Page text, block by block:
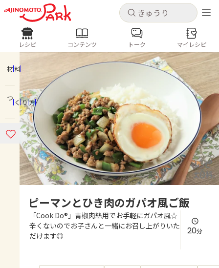
キャンセル
ログインするとレシピを保存できます
ログイン 新規登録
ホーム
コンテンツ
レシピ
よくあるお問い合わせ
キャンセル
レシピ コンテンツ
人気の食材・レシピ
きゅうり なす トマト
とうもろこし
ピーマン
みょうが ゴーヤ
レシピ コンテンツ トーク マイレシピ
材料
つくり方
ピーマンとひき肉のガパオ風ご飯
「Cook Do®」青椒肉絲用でお手軽にガパオ風☆
辛くないのでお子さんと一緒にお召し上がりいた
だけます◎
20分